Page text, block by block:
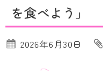
を食べよう」
2026年6月30日